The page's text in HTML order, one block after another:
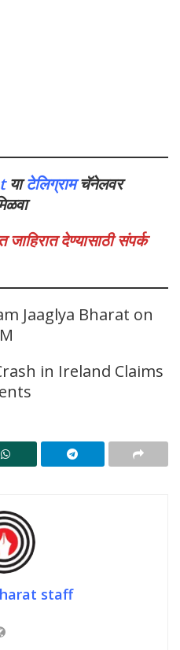
याटेलिग्रामचॅनेलवर
देण्यासाठी संपर्क
Jaaglya Bharat on
in Ireland Claims
staff